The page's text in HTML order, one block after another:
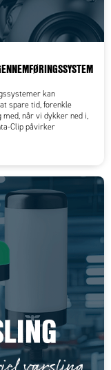
kan
spare tid, forenkle
når vi dykker ned i,
Clip påvirker